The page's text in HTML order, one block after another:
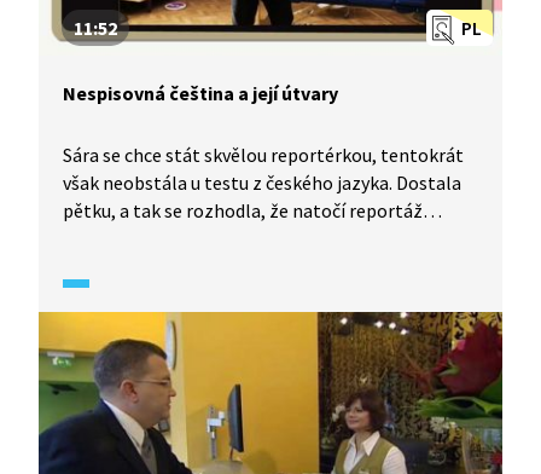
PL
11:52
Nespisovná čeština a její útvary
Sára se chce stát skvělou reportérkou, tentokrát
však neobstála u testu z českého jazyka. Dostala
pětku, a tak se rozhodla, že natočí reportáž
jako je obecná čeština, slang, argot, profesní
mluva a především nářečí, která se používají vždy
jen na určité části jazykového území. Ukáže také,
jak se vlivem médií rozdíly mezi nářečími stírají.